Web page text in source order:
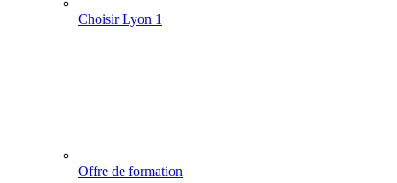
Choisir Lyon 1
Offre de formation